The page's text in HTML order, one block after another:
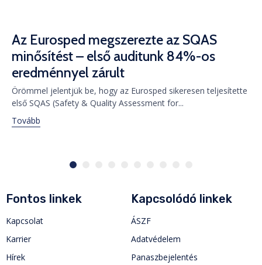
Az Eurosped megszerezte az SQAS
minősítést – első auditunk 84%-os
eredménnyel zárult
Örömmel jelentjük be, hogy az Eurosped sikeresen teljesítette
első SQAS (Safety & Quality Assessment for...
Tovább
Fontos linkek
Kapcsolat
Karrier
Hírek
Kapcsolódó linkek
ÁSZF
Adatvédelem
Panaszbejelentés